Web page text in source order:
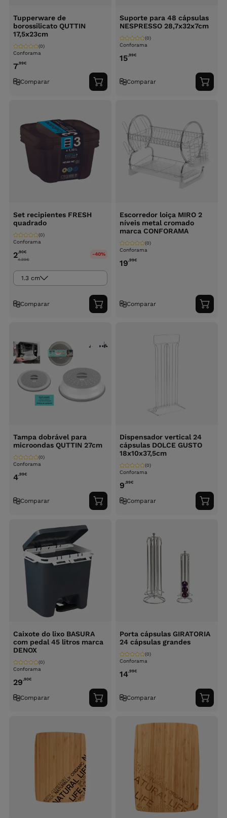
Tupperware de
borossilicato QUTTIN
17,5x23cm
Conforama
(0)
7,99€
Comparar
Adicionar
ao
Suporte para 48 cápsulas
NESPRESSO 28,7x32x7cm
Conforama
(0)
15,99€
Comparar
ao
Set recipientes FRESH
quadrado
Conforama
(0)
2,90€
4.99€
-40%
1.3 cm
Comparar
Adicionar
ao
Escorredor loiça MIRO 2
níveis metal cromado
marca CONFORAMA
Conforama
(0)
19,99€
Comparar
ao
Tampa dobrável para
microondas QUTTIN 27cm
Conforama
(0)
4,99€
Comparar
Adicionar
ao
Dispensador vertical 24
cápsulas DOLCE GUSTO
18x10x37,5cm
Conforama
(0)
9,99€
Comparar
ao
Caixote do lixo BASURA
com pedal 45 litros marca
DENOX
Conforama
(0)
29,90€
Comparar
Adicionar
ao
Porta cápsulas GIRATORIA
24 cápsulas grandes
Conforama
(0)
14,99€
Comparar
ao